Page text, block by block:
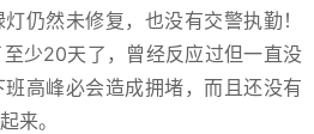
仍然未修复，也没有交警执勤！
少20天了，曾经反应过但一直没
高峰必会造成拥堵，而且还没有
来。